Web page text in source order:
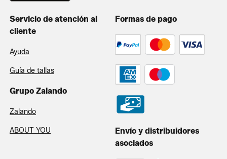
Servicio de atención al
cliente
Ayuda
Guía de tallas
Grupo Zalando
Zalando
ABOUT YOU
Formas de pago
Envío y distribuidores
asociados